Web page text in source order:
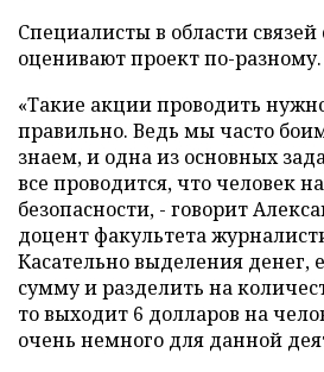
Специалисты в области
оценивают проект по-разному.
«Такие акции проводить
правильно. Ведь мы часто
знаем, и одна из основных
все проводится, что человек
безопасности, - говорит
доцент факультета
Касательно выделения денег,
сумму и разделить на
то выходит 6 долларов на
очень немного для данной